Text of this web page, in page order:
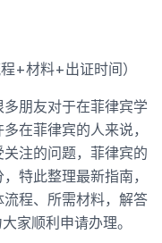
+材料+出证时间）
朋友对于在菲律宾学
在菲律宾的人来说，
注的问题，菲律宾的
特此整理最新指南，
程、所需材料，解答
家顺利申请办理。